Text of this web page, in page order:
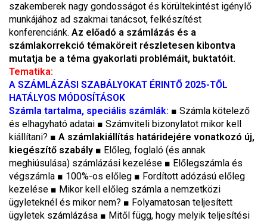
szakemberek nagy gondosságot és körültekintést igénylő
munkájához ad szakmai tanácsot, felkészítést
konferenciánk. Az előadó a számlázás és a
számlakorrekció témaköreit részletesen kibontva
mutatja be a téma gyakorlati problémáit, buktatóit.
Tematika:
A SZÁMLÁZÁSI SZABÁLYOKAT ÉRINTŐ 2025-TŐL
HATÁLYOS MÓDOSÍTÁSOK
Számla tartalma, speciális számlák: ■ Számla kötelező
és elhagyható adatai ■ Számviteli bizonylatot mikor kell
kiállítani? ■ A számlakiállítás határidejére vonatkozó új,
kiegészítő szabály ■ Előleg, foglaló (és annak
meghiúsulása) számlázási kezelése ■ Előlegszámla és
végszámla ■ 100%-os előleg ■ Fordított adózású előleg
kezelése ■ Mikor kell előleg számla a nemzetközi
ügyleteknél és mikor nem? ■ Folyamatosan teljesített
ügyletek számlázása ■ Mitől függ, hogy melyik teljesítési